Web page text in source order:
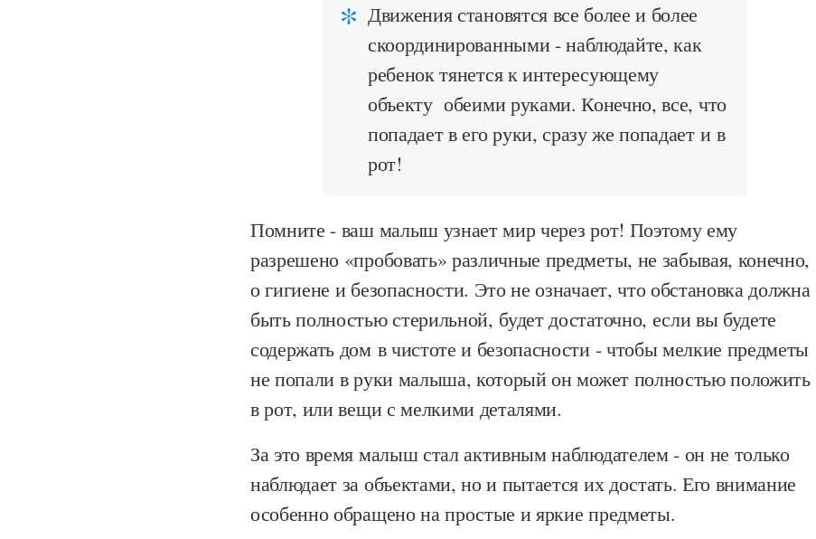
Движения становятся все более и более
скоординированными - наблюдайте, как
ребенок тянется к интересующему
объекту обеими руками. Конечно, все, что
попадает в его руки, сразу же попадает и в
рот!
Помните - ваш малыш узнает мир через рот! Поэтому ему
разрешено «пробовать» различные предметы, не забывая, конечно,
о гигиене и безопасности. Это не означает, что обстановка должна
быть полностью стерильной, будет достаточно, если вы будете
содержать дом в чистоте и безопасности - чтобы мелкие предметы
не попали в руки малыша, который он может полностью положить
в рот, или вещи с мелкими деталями.
За это время малыш стал активным наблюдателем - он не только
наблюдает за объектами, но и пытается их достать. Его внимание
особенно обращено на простые и яркие предметы.